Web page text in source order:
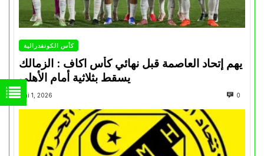
كأس الكونفدرالية
يهم إتحاد العاصمة قبل نهائي كأس اكاف : الزمالك
Mai 1, 2026 0